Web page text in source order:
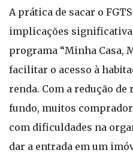
A prática de sacar o
implicações
programa “Minha Casa,
facilitar o acesso à
renda. Com a redução
fundo, muitos
com dificuldades na
dar a entrada em um